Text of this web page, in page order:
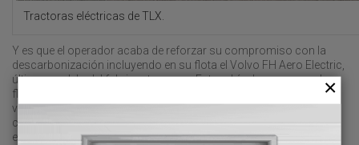
Tractoras eléctricas de TLX.
Y es que el operador acaba de reforzar su compromiso con la
descarbonización incluyendo en su flota el Volvo FH Aero Electric,
último modelo del fabricante sueco. Este vehículo se suma a la
flota de camiones Volvo FH Electric con los que la compañía ya
venía operando, según han señalado fuentes de la compañía,
consolidando así un modelo de transporte más sostenible y
eficiente.